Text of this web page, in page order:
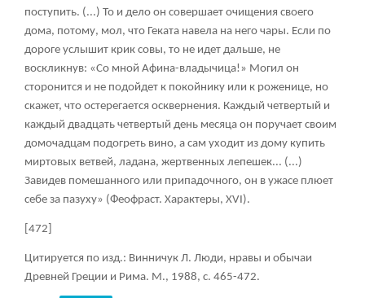
поступить. (...) То и дело он совершает очищения своего
дома, потому, мол, что Геката навела на него чары. Если по
дороге услышит крик совы, то не идет дальше, не
воскликнув: «Со мной Афина-владычица!» Могил он
сторонится и не подойдет к покойнику или к роженице, но
скажет, что остерегается осквернения. Каждый четвертый и
каждый двадцать четвертый день месяца он поручает своим
домочадцам подогреть вино, а сам уходит из дому купить
миртовых ветвей, ладана, жертвенных лепешек... (...)
Завидев помешанного или припадочного, он в ужасе плюет
себе за пазуху» (Феофраст. Характеры, XVI).
[472]
Цитируется по изд.: Винничук Л. Люди, нравы и обычаи
Древней Греции и Рима. М., 1988, с. 465-472.